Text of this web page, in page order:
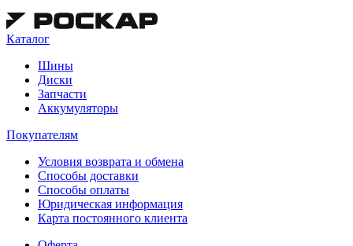
Каталог
Шины
Диски
Запчасти
Аккумуляторы
Покупателям
Условия возврата и обмена
Способы доставки
Способы оплаты
Юридическая информация
Карта постоянного клиента